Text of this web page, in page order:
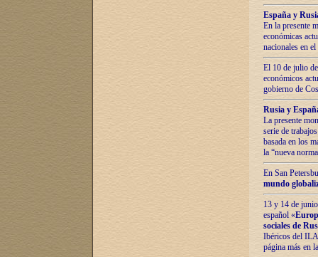
España y
En la presente
económicas
nacionales en
El 10 de julio
económicos
gobierno de
Rusia y
La presente
serie de
basada en los
la “nueva
En San
mundo
13 y 14 de
español «
sociales de
Ibéricos del ILA
página más en